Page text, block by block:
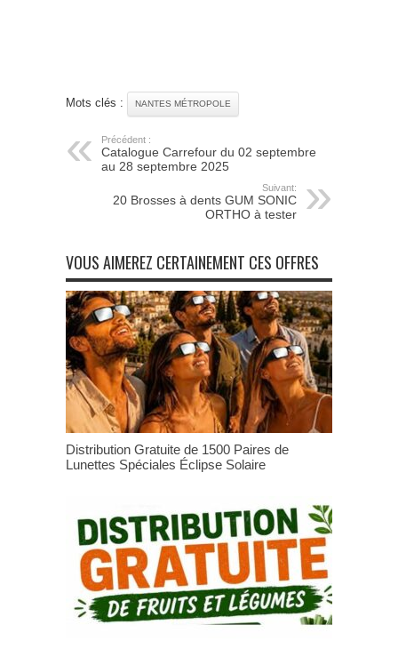
Mots clés : NANTES MÉTROPOLE
Précédent :
Catalogue Carrefour du 02 septembre
au 28 septembre 2025
Suivant:
20 Brosses à dents GUM SONIC
ORTHO à tester
VOUS AIMEREZ CERTAINEMENT CES OFFRES
Distribution Gratuite de 1500 Paires de
Lunettes Spéciales Éclipse Solaire